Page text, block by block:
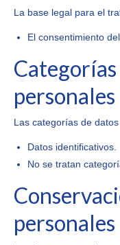
La base legal para el
El consentimiento
personales
Las categorías de
Datos identificativos.
No se tratan
personales